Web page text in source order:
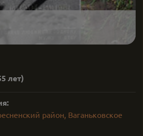
лет)
район, Ваганьковское